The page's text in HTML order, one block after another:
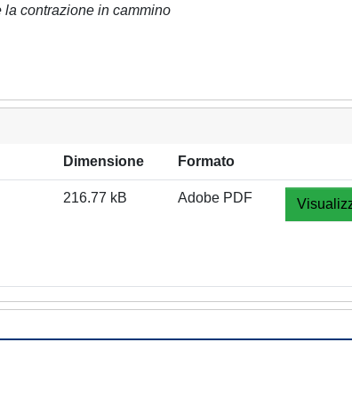
la contrazione in cammino
Dimensione Formato
216.77 kB Adobe PDF